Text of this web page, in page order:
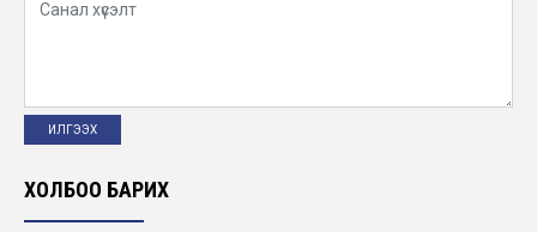
Монголд айлчилж, эрчим хүчний салбарын
ХОЛБОО БАРИХ